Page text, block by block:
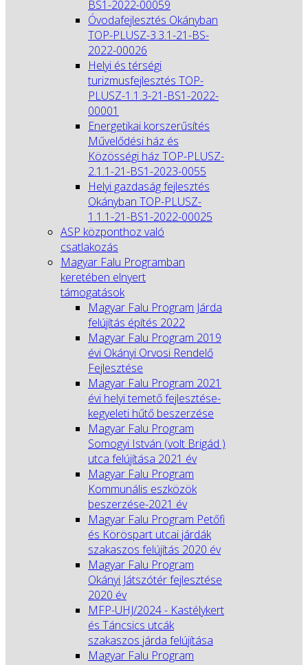
BS1-2022-00059
Óvodafejlesztés Okányban
TOP-PLUSZ-3.3.1-21-BS-
2022-00026
Helyi és térségi
turizmusfejlesztés TOP-
PLUSZ-1.1.3-21-BS1-2022-
00001
Energetikai korszerűsítés
Művelődési ház és
Közösségi ház TOP-PLUSZ-
2.1.1-21-BS1-2023-0055
Helyi gazdaság fejlesztés
Okányban TOP-PLUSZ-
1.1.1-21-BS1-2022-00025
ASP központhoz való
csatlakozás
Magyar Falu Programban
keretében elnyert
támogatások
Magyar Falu Program Járda
felújítás építés 2022
Magyar Falu Program 2019
évi Okányi Orvosi Rendelő
Fejlesztése
Magyar Falu Program 2021
évi helyi temető fejlesztése-
kegyeleti hűtő beszerzése
Magyar Falu Program
Somogyi István (volt Brigád )
utca felújítása 2021 év
Magyar Falu Program
Kommunális eszközök
beszerzése-2021 év
Magyar Falu Program Petőfi
és Köröspart utcai járdák
szakaszos felújítás 2020 év
Magyar Falu Program
Okányi Játszótér fejlesztése
2020 év
MFP-UHJ/2024 - Kastélykert
és Táncsics utcák
szakaszos járda felújítása
Magyar Falu Program